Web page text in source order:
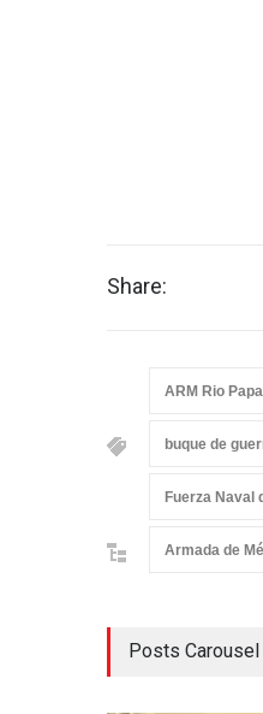
Share:
ARM Rio
buque de
Fuerza Naval
Armada de
Posts Carousel